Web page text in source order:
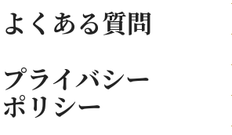
よくある質問
プライバシー
ポリシー